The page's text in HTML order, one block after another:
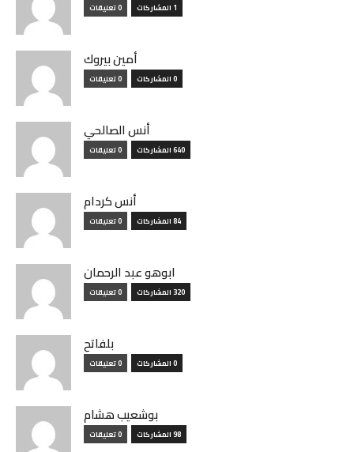
1 المشاركات 0 تعليقات
أمين بيروك
0 المشاركات 0 تعليقات
أنس الصالحي
640 المشاركات 0 تعليقات
أنس كردام
84 المشاركات 0 تعليقات
ابوهو عبد الرحمان
320 المشاركات 0 تعليقات
بلفاتح
0 المشاركات 0 تعليقات
بوشعيب هشام
98 المشاركات 0 تعليقات